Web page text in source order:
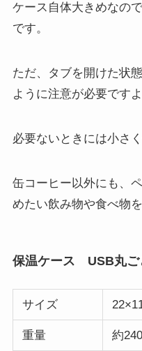
ケース自体大きめなの
です。
ただ、タブを開けた状
ように注意が必要ですよ
必要ないときには小さ
缶コーヒー以外にも、
めたい飲み物や食べ物
保温ケース USB丸ご
サイズ
重量 約